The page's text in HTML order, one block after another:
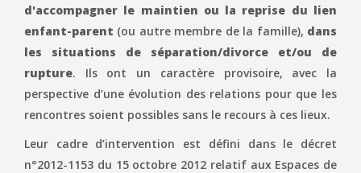
d'accompagner le maintien ou la reprise du lien
enfant-parent (ou autre membre de la famille), dans
les situations de séparation/divorce et/ou de
rupture. Ils ont un caractère provisoire, avec la
perspective d’une évolution des relations pour que les
rencontres soient possibles sans le recours à ces lieux.
Leur cadre d’intervention est défini dans le décret
n°2012-1153 du 15 octobre 2012 relatif aux Espaces de